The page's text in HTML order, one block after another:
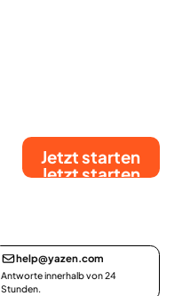
Jetzt starten
Jetzt starten
help@yazen.com
Antworte innerhalb von 24
Stunden.